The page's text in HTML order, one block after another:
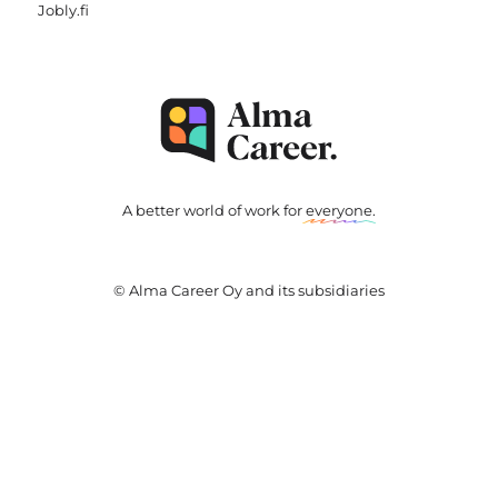
Jobly.fi
A better world of work foreveryone.
© Alma Career Oy and its subsidiaries